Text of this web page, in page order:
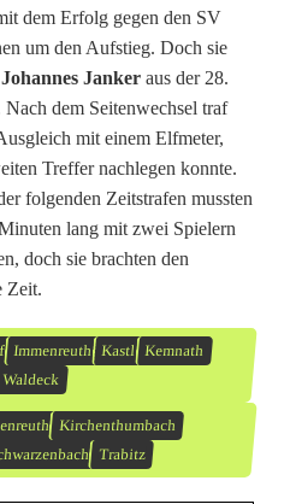
dem Erfolg gegen den SV
um den Aufstieg. Doch sie
Johannes Janker aus der 28.
dem Seitenwechsel traf
mit einem Elfmeter,
Treffer nachlegen konnte.
folgenden Zeitstrafen mussten
lang mit zwei Spielern
doch sie brachten den
Zeit.
Immenreuth Kastl Kemnath
Waldeck
Kirchenthumbach
Trabitz